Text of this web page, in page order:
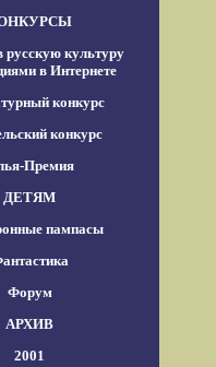
русскую культуру
в Интернете
конкурс
конкурс
Премия
ДЕТЯМ
пампасы
Форум
АРХИВ
2001